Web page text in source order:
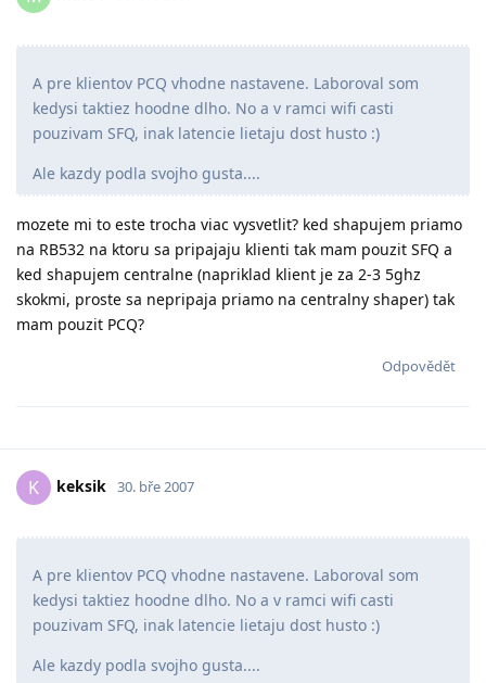
A pre klientov PCQ vhodne nastavene. Laboroval som
kedysi taktiez hoodne dlho. No a v ramci wifi casti
pouzivam SFQ, inak latencie lietaju dost husto :)
Ale kazdy podla svojho gusta....
mozete mi to este trocha viac vysvetlit? ked shapujem priamo
na RB532 na ktoru sa pripajaju klienti tak mam pouzit SFQ a
ked shapujem centralne (napriklad klient je za 2-3 5ghz
skokmi, proste sa nepripaja priamo na centralny shaper) tak
mam pouzit PCQ?
Odpovědět
K keksik 30. bře 2007
A pre klientov PCQ vhodne nastavene. Laboroval som
kedysi taktiez hoodne dlho. No a v ramci wifi casti
pouzivam SFQ, inak latencie lietaju dost husto :)
Ale kazdy podla svojho gusta....